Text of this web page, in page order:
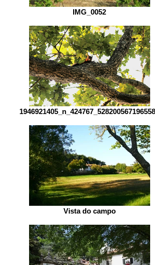
IMG_0052
1946921405_n_424767_528200567196558_
Vista do campo